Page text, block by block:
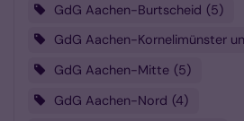
GdG Aachen-Burtscheid 5
GdG Aachen-Kornelimünster
GdG Aachen-Mitte 5
GdG Aachen-Nord 4